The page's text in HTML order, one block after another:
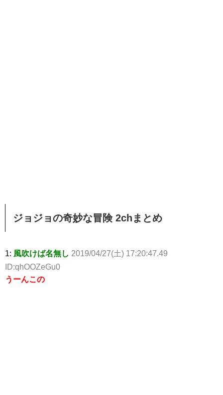
ジョジョの奇妙な冒険 2chまとめ
1: 風吹けば名無し 2019/04/27(土) 17:20:47.49
ID:qhOOZeGu0
うーんこの